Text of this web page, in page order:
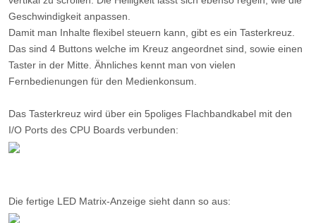
Geschwindigkeit anpassen.
Damit man Inhalte flexibel steuern kann, gibt es ein Tasterkreuz.
Das sind 4 Buttons welche im Kreuz angeordnet sind, sowie einen
Taster in der Mitte. Ähnliches kennt man von vielen
Fernbedienungen für den Medienkonsum.
Das Tasterkreuz wird über ein 5poliges Flachbandkabel mit den
I/O Ports des CPU Boards verbunden:
Die fertige LED Matrix-Anzeige sieht dann so aus: